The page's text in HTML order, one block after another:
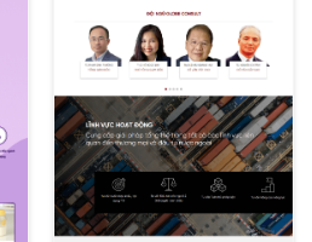
XEM THỬ